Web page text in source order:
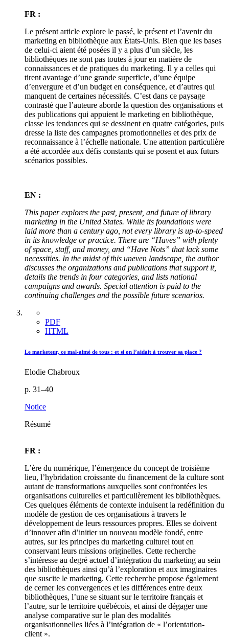
FR :
Le présent article explore le passé, le présent et l’avenir du
marketing en bibliothèque aux États-Unis. Bien que les bases
de celui-ci aient été posées il y a plus d’un siècle, les
bibliothèques ne sont pas toutes à jour en matière de
connaissances et de pratiques du marketing. Il y a celles qui
tirent avantage d’une grande superficie, d’une équipe
d’envergure et d’un budget en conséquence, et d’autres qui
manquent de certaines nécessités. C’est dans ce paysage
contrasté que l’auteure aborde la question des organisations et
des publications qui appuient le marketing en bibliothèque,
classe les tendances qui se dessinent en quatre catégories, puis
dresse la liste des campagnes promotionnelles et des prix de
reconnaissance à l’échelle nationale. Une attention particulière
a été accordée aux défis constants qui se posent et aux futurs
scénarios possibles.
EN :
This paper explores the past, present, and future of library
marketing in the United States. While its foundations were
laid more than a century ago, not every library is up-to-speed
in its knowledge or practice. There are “Haves” with plenty
of space, staff, and money, and “Have Nots” that lack some
necessities. In the midst of this uneven landscape, the author
discusses the organizations and publications that support it,
details the trends in four categories, and lists national
campaigns and awards. Special attention is paid to the
continuing challenges and the possible future scenarios.
PDF
HTML
Le marketeur, ce mal-aimé de tous : et si on l’aidait à trouver sa place ?
Elodie Chabroux
p. 31–40
Notice
Résumé
FR :
L’ère du numérique, l’émergence du concept de troisième
lieu, l’hybridation croissante du financement de la culture sont
autant de transformations auxquelles sont confrontées les
organisations culturelles et particulièrement les bibliothèques.
Ces quelques éléments de contexte induisent la redéfinition du
modèle de gestion de ces organisations à travers le
développement de leurs ressources propres. Elles se doivent
d’innover afin d’initier un nouveau modèle fondé, entre
autres, sur les principes du marketing culturel tout en
conservant leurs missions originelles. Cette recherche
s’intéresse au degré actuel d’intégration du marketing au sein
des bibliothèques ainsi qu’à l’exploration et aux imaginaires
que suscite le marketing. Cette recherche propose également
de cerner les convergences et les différences entre deux
bibliothèques, l’une se situant sur le territoire français et
l’autre, sur le territoire québécois, et ainsi de dégager une
analyse comparative sur le plan des modalités
organisationnelles liées à l’intégration de « l’orientation-
client ».